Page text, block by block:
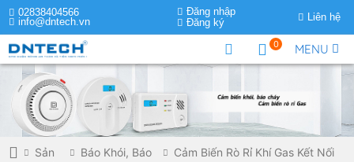
02838404566
info@dntech.vn
Đăng nhập
Đăng ký
Liên hệ
MENU
0
Sản
Báo Khói, Báo
Cảm Biến Rò Rỉ Khí Gas Kết Nối